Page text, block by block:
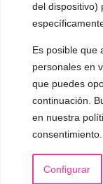
del dispositivo)
Es posible que
personales en
que puedes
continuación.
en nuestra
consentimiento.
Configurar
▪️ Modificación
✅Pide tu
WhatsApp :